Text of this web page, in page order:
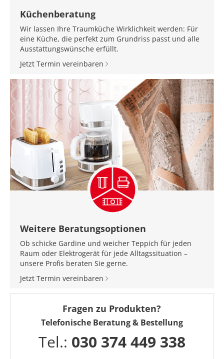
Küchenberatung
Wir lassen Ihre Traumküche Wirklichkeit werden: Für
eine Küche, die perfekt zum Grundriss passt und alle
Ausstattungswünsche erfüllt.
Jetzt Termin vereinbaren
Weitere Beratungsoptionen
Ob schicke Gardine und weicher Teppich für jeden
Raum oder Elektrogerät für jede Alltagssituation –
unsere Profis beraten Sie gerne.
Jetzt Termin vereinbaren
Fragen zu Produkten?
Telefonische Beratung & Bestellung
Tel.: 030 374 449 338